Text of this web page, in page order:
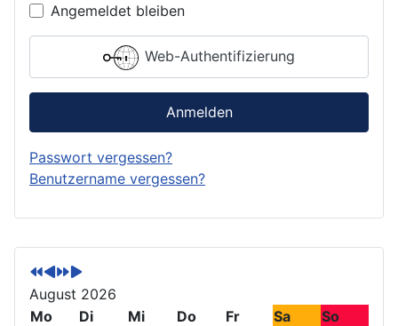
V
o
r
h
V
o
r
h
N
ä
c
N
ä
c
August 2026
Mo
Di Mi Do Fr Sa
So
Angemeldet bleiben
Web-Authentifizierung
Anmelden
Passwort vergessen?
Benutzername vergessen?